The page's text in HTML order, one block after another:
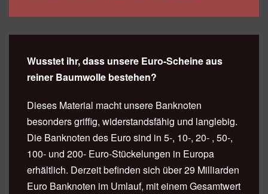
Wusstet ihr, dass unsere Euro-Scheine aus
reiner Baumwolle bestehen?
Dieses Material macht unsere Banknoten
besonders griffig, widerstandsfähig und langlebig.
Die Banknoten des Euro sind in 5-, 10-, 20- , 50-,
100- und 200- Euro-Stückelungen in Europa
erhältlich. Derzeit befinden sich über 29 Milliarden
Euro Banknoten im Umlauf, mit einem Gesamtwert